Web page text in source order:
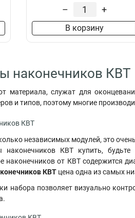
– +
В корзину
наконечников КВТ
материала, служат для
и типов, поэтому многие
КВТ
независимых модулей, это
КВТ купить,
от КВТ содержится
КВТ цена одна из самых
набора позволяет визуально